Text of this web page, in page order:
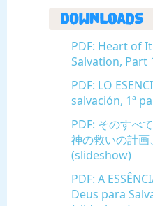
Downloads
PDF: Heart of
Salvation, Part
PDF: LO
salvación, 1ª
PDF: そのすべ
神の救いの計画
(slideshow)
PDF: A
Deus para